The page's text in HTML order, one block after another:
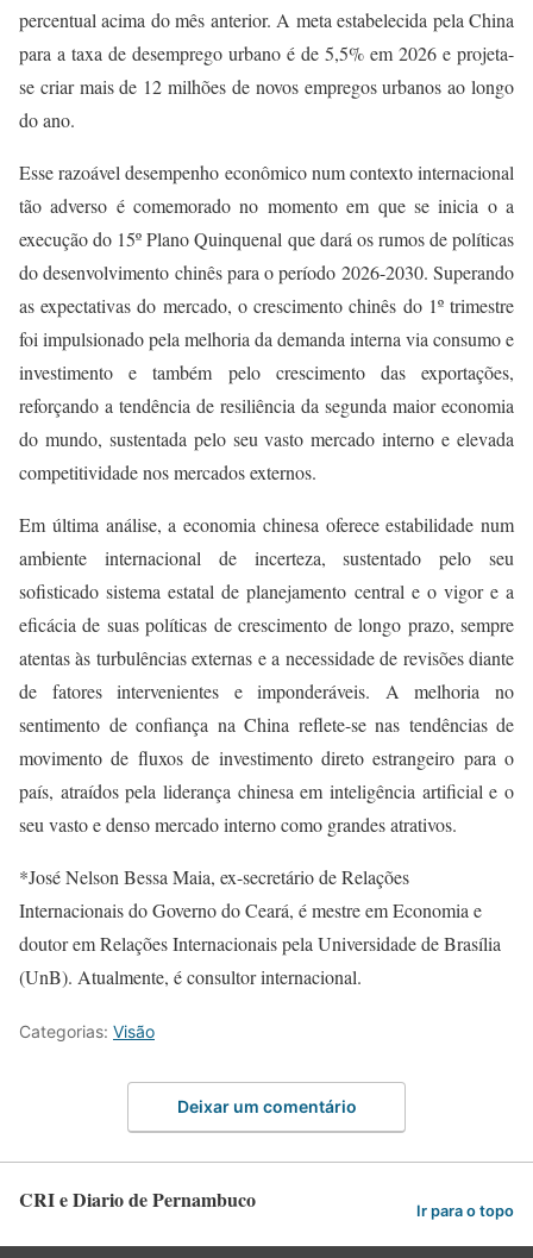
percentual acima do mês anterior. A meta estabelecida pela China
para a taxa de desemprego urbano é de 5,5% em 2026 e projeta-
se criar mais de 12 milhões de novos empregos urbanos ao longo
do ano.
Esse razoável desempenho econômico num contexto internacional
tão adverso é comemorado no momento em que se inicia o a
execução do 15º Plano Quinquenal que dará os rumos de políticas
do desenvolvimento chinês para o período 2026-2030. Superando
as expectativas do mercado, o crescimento chinês do 1º trimestre
foi impulsionado pela melhoria da demanda interna via consumo e
investimento e também pelo crescimento das exportações,
reforçando a tendência de resiliência da segunda maior economia
do mundo, sustentada pelo seu vasto mercado interno e elevada
competitividade nos mercados externos.
Em última análise, a economia chinesa oferece estabilidade num
ambiente internacional de incerteza, sustentado pelo seu
sofisticado sistema estatal de planejamento central e o vigor e a
eficácia de suas políticas de crescimento de longo prazo, sempre
atentas às turbulências externas e a necessidade de revisões diante
de fatores intervenientes e imponderáveis. A melhoria no
sentimento de confiança na China reflete-se nas tendências de
movimento de fluxos de investimento direto estrangeiro para o
país, atraídos pela liderança chinesa em inteligência artificial e o
seu vasto e denso mercado interno como grandes atrativos.
*José Nelson Bessa Maia, ex-secretário de Relações
Internacionais do Governo do Ceará, é mestre em Economia e
doutor em Relações Internacionais pela Universidade de Brasília
(UnB). Atualmente, é consultor internacional.
Categorias: Visão
Deixar um comentário
CRI e Diario de Pernambuco Ir para o topo